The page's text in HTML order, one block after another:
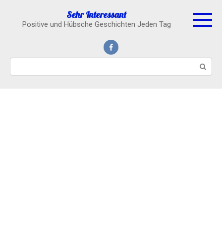
content
Sehr Interessant
Positive und Hübsche Geschichten Jeden Tag